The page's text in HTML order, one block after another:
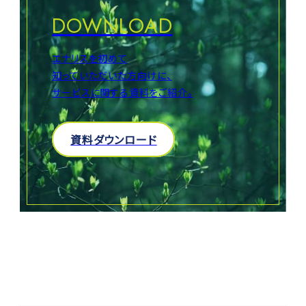
DOWNLOAD
エナリスを初めて
知っていただいた方向けに、
サービスに関する資料をご紹介。
資料ダウンロード